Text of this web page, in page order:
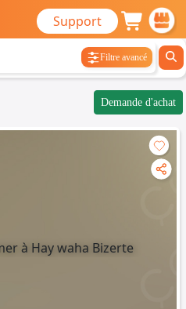
Support
Filtre avancé
Demande d'achat